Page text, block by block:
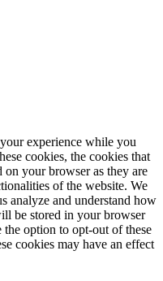
experience while you
cookies, the cookies that
on your browser as they are
of the website. We
analyze and understand how
be stored in your browser
option to opt-out of these
cookies may have an effect